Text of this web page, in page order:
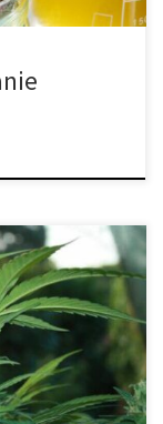
tym poście
EC dla
EC to
Woda,